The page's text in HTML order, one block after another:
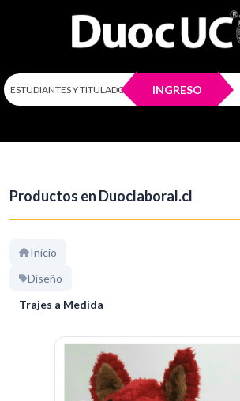
ESTUDIANTES Y TITULADOS INGRESO
Productos en Duoclaboral.cl
Inicio
Diseño
Trajes a Medida